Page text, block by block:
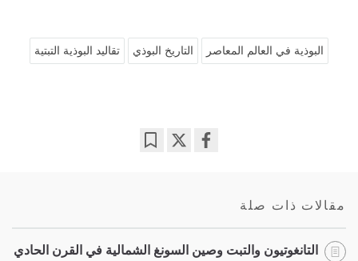
البوذية في العالم المعاصر التاريخ البوذي تقاليد البوذية التبتية
مقالات ذات صلة
التانغوتيون والتبت وصين السونغ الشمالية في القرن الحادي